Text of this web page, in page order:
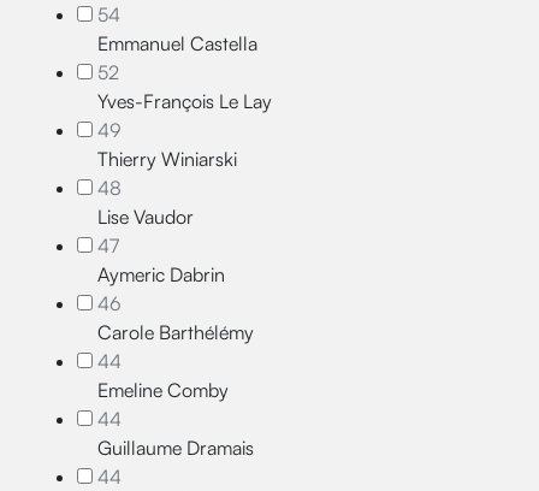
54
Emmanuel Castella
52
Yves-François Le Lay
49
Thierry Winiarski
48
Lise Vaudor
47
Aymeric Dabrin
46
Carole Barthélémy
44
Emeline Comby
44
Guillaume Dramais
44